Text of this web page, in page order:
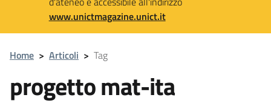
www.unictmagazine.unict.it
Home > Articoli > Tag
progetto mat-ita